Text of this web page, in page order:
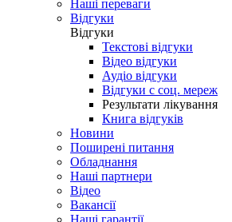
Наші переваги
Відгуки
Відгуки
Текстові відгуки
Відео відгуки
Аудіо відгуки
Відгуки с соц. мереж
Результати лікування
Книга відгуків
Новини
Поширені питання
Обладнання
Наші партнери
Відео
Вакансії
Наші гарантії